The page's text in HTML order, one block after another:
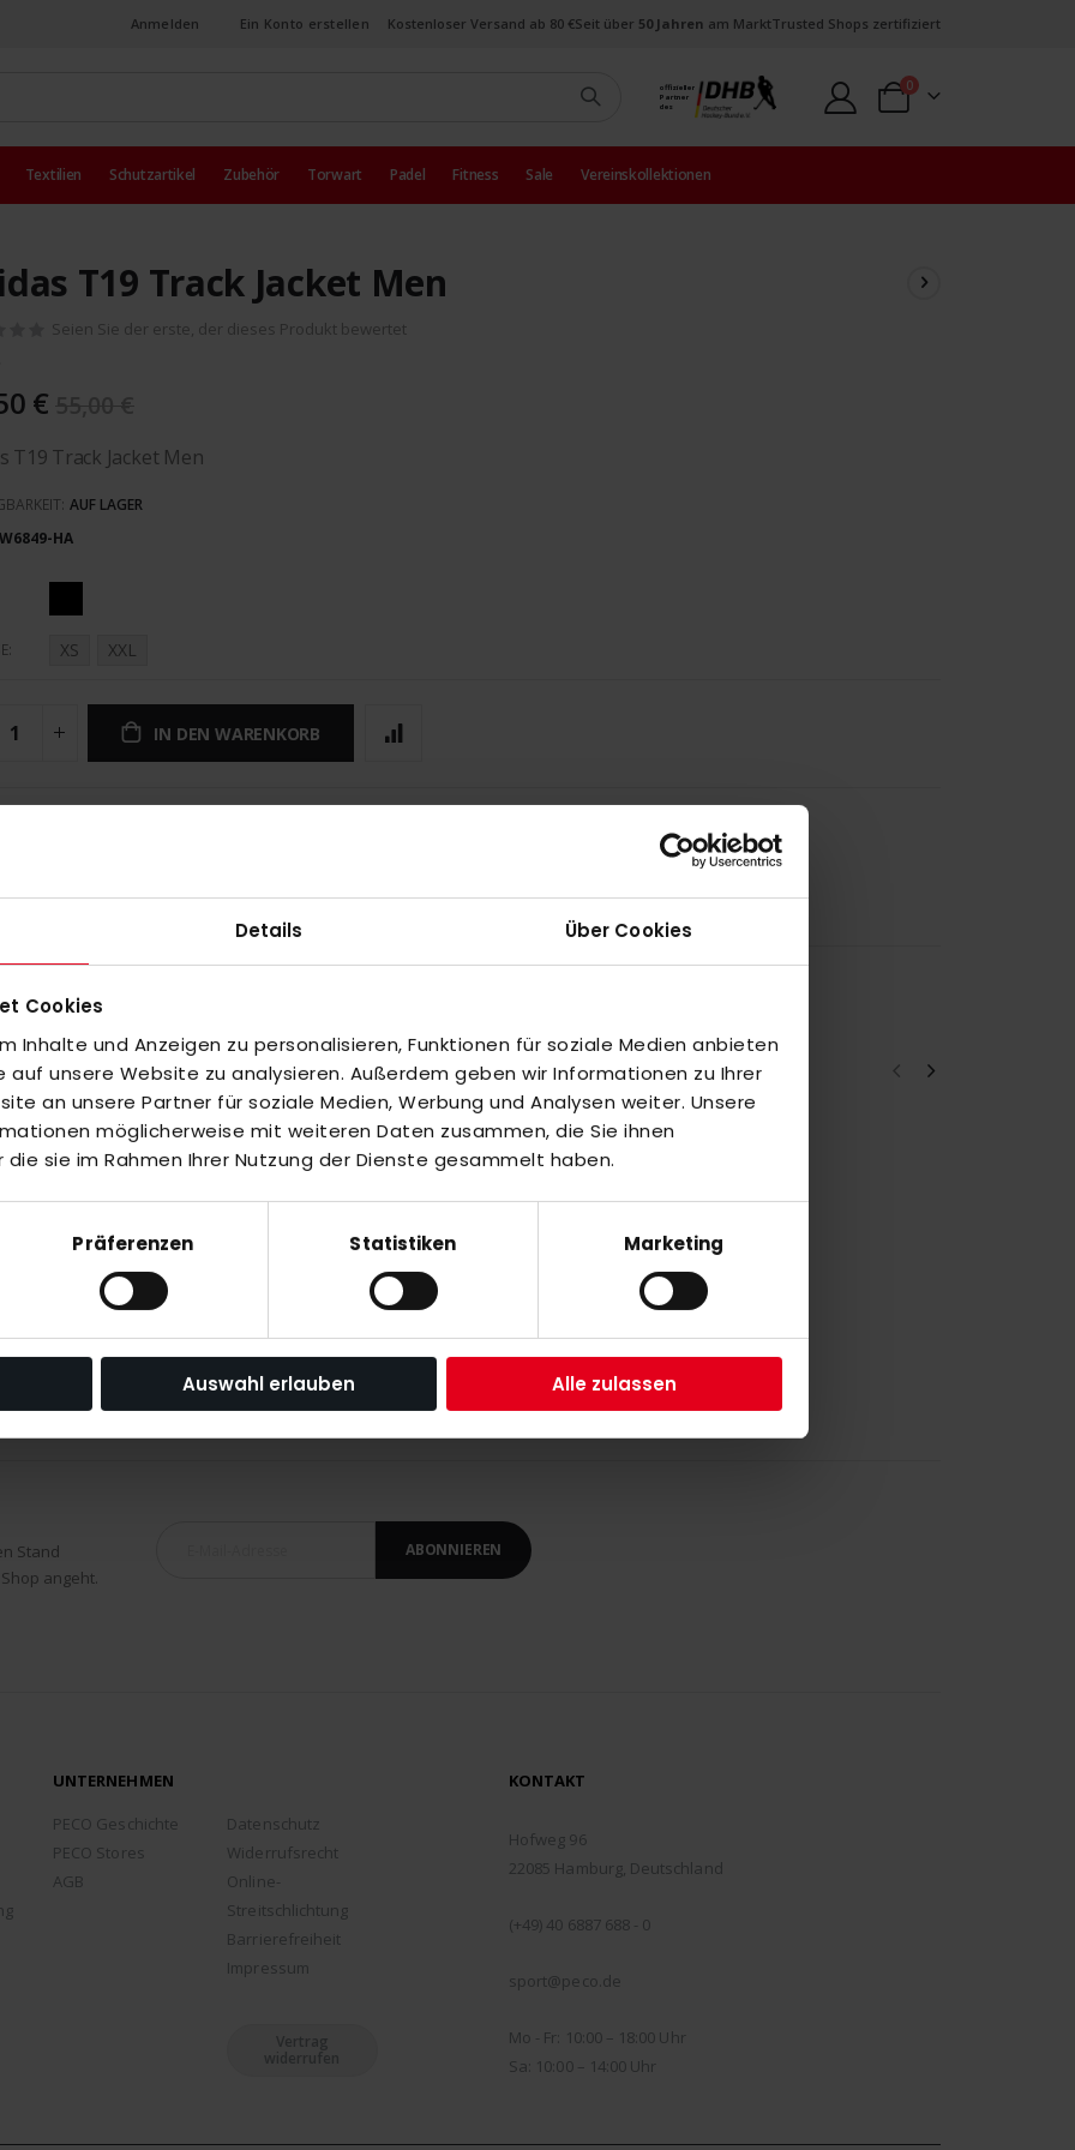
Details Über Cookies
Cookies
Inhalte und Anzeigen zu personalisieren, Funktionen für soziale Medien anbieten
auf unsere Website zu analysieren. Außerdem geben wir Informationen zu Ihrer
an unsere Partner für soziale Medien, Werbung und Analysen weiter. Unsere
möglicherweise mit weiteren Daten zusammen, die Sie ihnen
sie im Rahmen Ihrer Nutzung der Dienste gesammelt haben.
Präferenzen Statistiken Marketing
Auswahl erlauben Alle zulassen
Anmelden Ein Konto erstellen Kostenloser Versand ab 80 €Seit über 50 Jahren am MarktTrusted Shops zertifiziert
offizieller
Partner
des
Warenkorb
0Artikel
Textilien Schutzartikel Zubehör Torwart Padel Fitness Sale Vereinskollektionen
T19 Track Jacket Men
Seien Sie der erste, der dieses Produkt bewertet
€
T19 Track Jacket Men
AUF LAGER
HA
XS XXL
IN DEN WARENKORB
oderAlle auswählen
Stand
angeht.
ABONNIEREN
UNTERNEHMEN
PECO Geschichte
PECO Stores
AGB
Datenschutz
Widerrufsrecht
Online-
Streitschlichtung
Barrierefreiheit
Impressum
Vertrag
widerrufen
KONTAKT
Hofweg 96
22085 Hamburg, Deutschland
(+49) 40 6887 688 - 0
sport@peco.de
Mo - Fr: 10:00 – 18:00 Uhr
Sa: 10:00 – 14:00 Uhr